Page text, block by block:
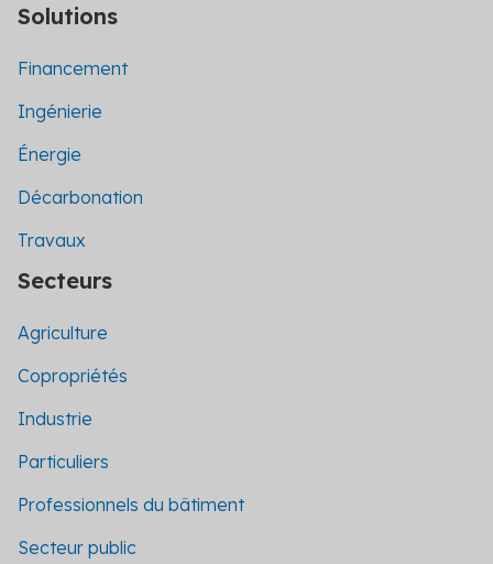
Solutions
Financement
Ingénierie
Énergie
Décarbonation
Travaux
Secteurs
Agriculture
Copropriétés
Industrie
Particuliers
Professionnels du bâtiment
Secteur public